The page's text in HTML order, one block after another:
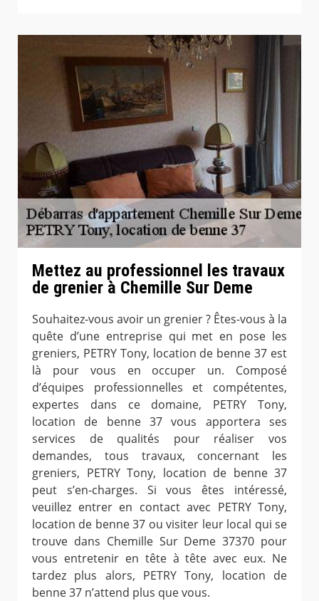
Mettez au professionnel les travaux
de grenier à Chemille Sur Deme
Souhaitez-vous avoir un grenier ? Êtes-vous à la
quête d’une entreprise qui met en pose les
greniers, PETRY Tony, location de benne 37 est
là pour vous en occuper un. Composé
d’équipes professionnelles et compétentes,
expertes dans ce domaine, PETRY Tony,
location de benne 37 vous apportera ses
services de qualités pour réaliser vos
demandes, tous travaux, concernant les
greniers, PETRY Tony, location de benne 37
peut s’en-charges. Si vous êtes intéressé,
veuillez entrer en contact avec PETRY Tony,
location de benne 37 ou visiter leur local qui se
trouve dans Chemille Sur Deme 37370 pour
vous entretenir en tête à tête avec eux. Ne
tardez plus alors, PETRY Tony, location de
benne 37 n’attend plus que vous.